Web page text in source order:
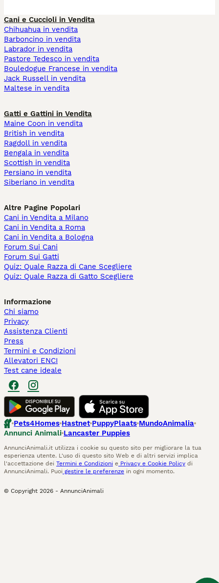
Cani e Cuccioli in Vendita
Chihuahua in vendita
Barboncino in vendita
Labrador in vendita
Pastore Tedesco in vendita
Bouledogue Francese in vendita
Jack Russell in vendita
Maltese in vendita
Gatti e Gattini in Vendita
Maine Coon in vendita
British in vendita
Ragdoll in vendita
Bengala in vendita
Scottish in vendita
Persiano in vendita
Siberiano in vendita
Altre Pagine Popolari
Cani in Vendita a Milano
Cani in Vendita a Roma
Cani in Vendita a Bologna
Forum Sui Cani
Forum Sui Gatti
Quiz: Quale Razza di Cane Scegliere
Quiz: Quale Razza di Gatto Scegliere
Informazione
Chi siamo
Privacy
Assistenza Clienti
Press
Termini e Condizioni
Allevatori ENCI
Test cane ideale
Pets4Homes Hastnet PuppyPlaats MundoAnimalia
Annunci Animali Lancaster Puppies
AnnunciAnimali.it utilizza i cookie su questo sito per migliorare la tua
esperienza utente. L'uso di questo sito Web e di altri servizi implica
l'accettazione dei Termini e Condizioni e Privacy e Cookie Policy di
AnnunciAnimali. Puoi gestire le preferenze in ogni momento.
© Copyright 2026 - AnnunciAnimali